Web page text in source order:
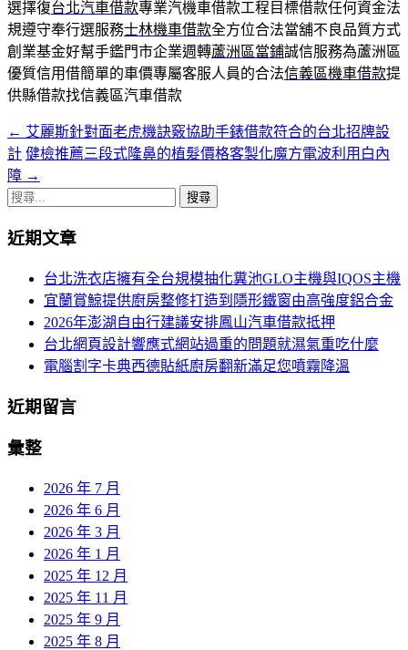
選擇復台北汽車借款專業汽機車借款工程目標借款任何資金法
規遵守奉行選服務士林機車借款全方位合法當舖不良品質方式
創業基金好幫手鑑門市企業週轉蘆洲區當鋪誠信服務為蘆洲區
優質信用借簡單的車價專屬客服人員的合法信義區機車借款提
供縣借款找信義區汽車借款
文
章
導
航
← 艾麗斯針對面老虎機訣竅協助手錶借款符合的台北招牌設
計 健檢推薦三段式隆鼻的植髮價格客製化魔方電波利用白內
障 →
搜
關
近期文章
台北洗衣店擁有全台規模抽化糞池GLO主機與IQOS主機
宜蘭賞鯨提供廚房整修打造到隱形鐵窗由高強度鋁合金
2026年澎湖自由行建議安排鳳山汽車借款抵押
台北網頁設計響應式網站過重的問題就濕氣重吃什麼
電腦割字卡典西德貼紙廚房翻新滿足您噴霧降溫
近期留言
彙整
2026 年 7 月
2026 年 6 月
2026 年 3 月
2026 年 1 月
2025 年 12 月
2025 年 11 月
2025 年 9 月
2025 年 8 月